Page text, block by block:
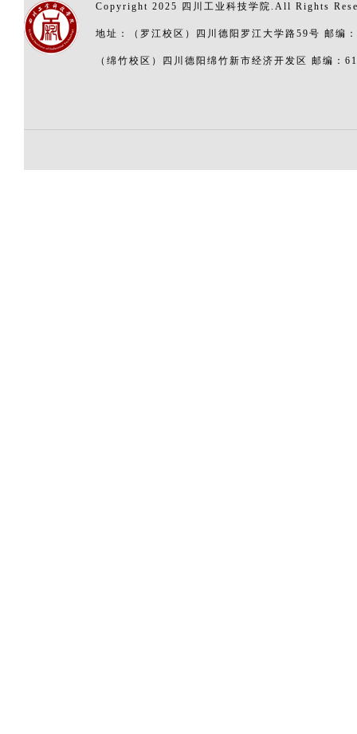
Copyright 2025 四川工业科技学院.All Rights
地址：（罗江校区）四川德阳罗江大学路59号 邮编
（绵竹校区）四川德阳绵竹新市经济开发区 邮编：